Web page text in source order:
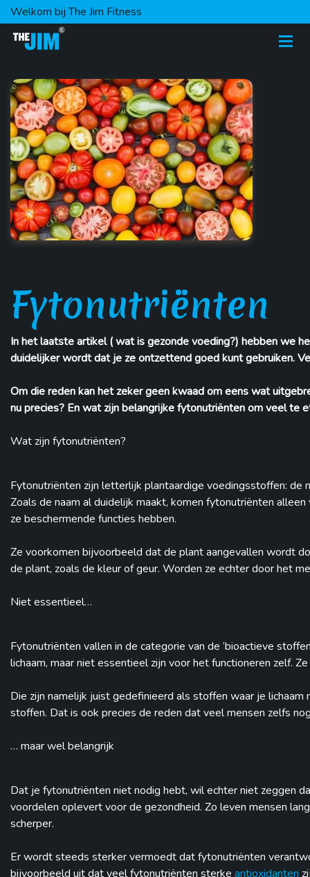
Welkom bij The Jim Fitness
Fytonutriënten
In het laatste artikel ( wat is gezonde voeding?) hebben we
duidelijker wordt dat je ze ontzettend goed kunt gebruiken.
Om die reden kan het zeker geen kwaad om eens wat
nu precies? En wat zijn belangrijke fytonutriënten om veel te
Wat zijn fytonutriënten?
Fytonutriënten zijn letterlijk plantaardige voedingsstoffen: de
Zoals de naam al duidelijk maakt, komen fytonutriënten
ze beschermende functies hebben.
Ze voorkomen bijvoorbeeld dat de plant aangevallen wordt
de plant, zoals de kleur of geur. Worden ze echter door het
Niet essentieel…
Fytonutriënten vallen in de categorie van de ‘bioactieve
lichaam, maar niet essentieel zijn voor het functioneren zelf.
Die zijn namelijk juist gedefinieerd als stoffen waar je
stoffen. Dat is ook precies de reden dat veel mensen zelfs
… maar wel belangrijk
Dat je fytonutriënten niet nodig hebt, wil echter niet zeggen
voordelen oplevert voor de gezondheid. Zo leven mensen
scherper.
Er wordt steeds sterker vermoedt dat fytonutriënten
bijvoorbeeld uit dat veel fytonutriënten sterke antioxidanten